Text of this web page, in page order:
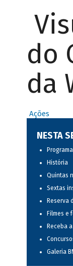
do
da
Ações
NESTA
História
Quintas
Sextas
Reserva
Filmes e
Receba
Galeria